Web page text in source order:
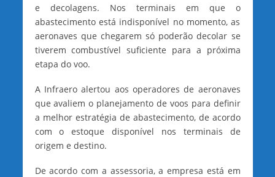
e decolagens. Nos terminais em que o
abastecimento está indisponível no momento, as
aeronaves que chegarem só poderão decolar se
tiverem combustível suficiente para a próxima
etapa do voo.
A Infraero alertou aos operadores de aeronaves
que avaliem o planejamento de voos para definir
a melhor estratégia de abastecimento, de acordo
com o estoque disponível nos terminais de
origem e destino.
De acordo com a assessoria, a empresa está em